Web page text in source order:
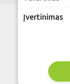
Įvertinimas